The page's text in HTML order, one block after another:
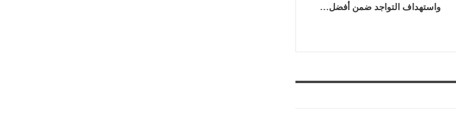
واستهداف التواجد ضمن أفضل…